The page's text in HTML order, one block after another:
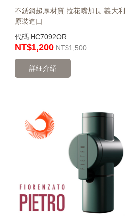
不銹鋼超厚材質 拉花嘴加長 義大利
原裝進口
代碼 HC7092OR
NT$1,200 NT$1,500
詳細介紹